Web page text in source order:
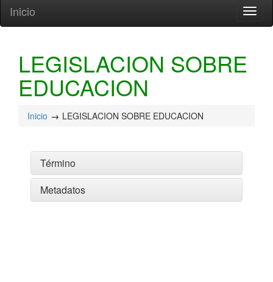
Inicio
LEGISLACION SOBRE
EDUCACION
Inicio LEGISLACION SOBRE EDUCACION
Término
Metadatos